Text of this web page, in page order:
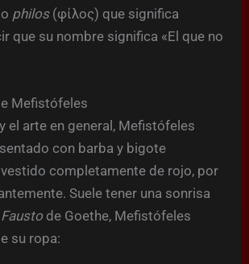
philos(φίλος) que significa
que su nombre significa «El que no
Mefistófeles
el arte en general, Mefistófeles
con barba y bigote
completamente de rojo, por
Suele tener una sonrisa
Fausto de Goethe, Mefistófeles
su ropa: